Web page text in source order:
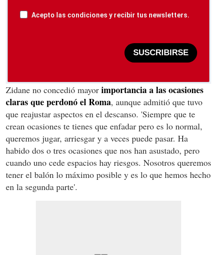
Acepto las condiciones y recibir tus newsletters.
SUSCRIBIRSE
Zidane no concedió mayor importancia a las ocasiones
claras que perdonó el Roma, aunque admitió que tuvo
que reajustar aspectos en el descanso. 'Siempre que te
crean ocasiones te tienes que enfadar pero es lo normal,
queremos jugar, arriesgar y a veces puede pasar. Ha
habido dos o tres ocasiones que nos han asustado, pero
cuando uno cede espacios hay riesgos. Nosotros queremos
tener el balón lo máximo posible y es lo que hemos hecho
en la segunda parte'.